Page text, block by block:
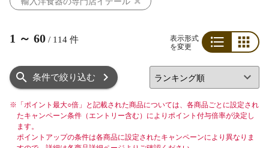
1 ～ 60 / 114 件
表示形式
を変更
条件で絞り込む
※ 「ポイント最大○倍」と記載された商品については、各商品ごとに設定され
たキャンペーン条件（エントリー含む）によりポイント付与倍率が決定し
ます。
ポイントアップの条件は各商品に設定されたキャンペーンにより異なりま